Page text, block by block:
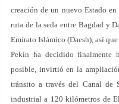
creación de un nuevo Estado
ruta de la seda entre Bagdad y
Emirato Islámico (Daesh), así
Pekín ha decidido finalmente
posible, invirtió en la
tránsito a través del Canal de
industrial a 120 kilómetros de